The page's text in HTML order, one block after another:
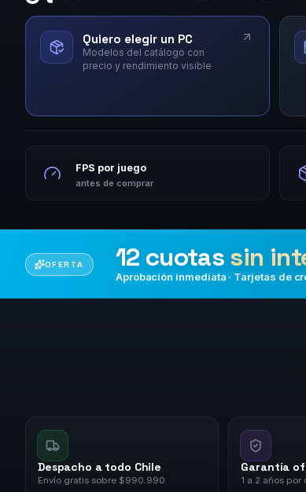
Quiero elegir un PC
Modelos del catálogo con
precio y rendimiento visible
FPS por juego
antes de comprar
OFERTA 12 cuotas sin
Aprobación inmediata · Tarjetas de
Despacho a todo Chile
Envío gratis sobre $990.990
Garantía
1 a 2 años